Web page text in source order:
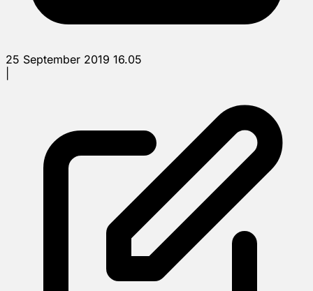
25 September 2019 16.05